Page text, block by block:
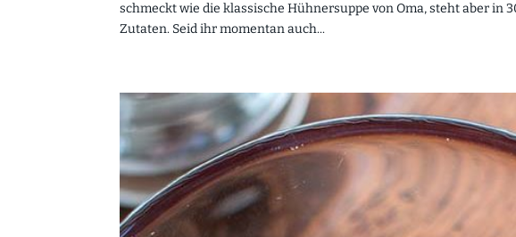
schmeckt wie die klassische Hühnersuppe von Oma, steht aber
Zutaten. Seid ihr momentan auch...